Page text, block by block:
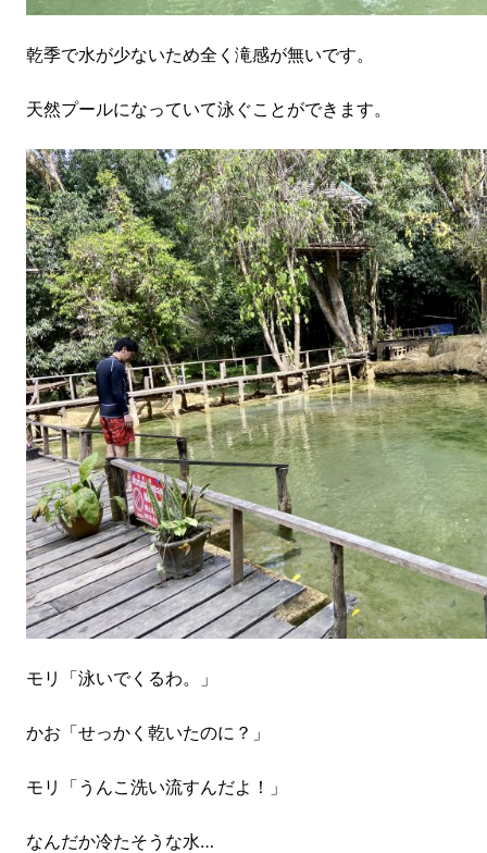
乾季で水が少ないため全く滝感が無いです。
天然プールになっていて泳ぐことができます。
モリ「泳いでくるわ。」
かお「せっかく乾いたのに？」
モリ「うんこ洗い流すんだよ！」
なんだか冷たそうな水…